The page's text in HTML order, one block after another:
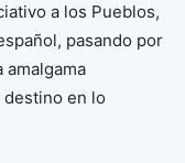
a los Pueblos,
pasando por
destino en lo